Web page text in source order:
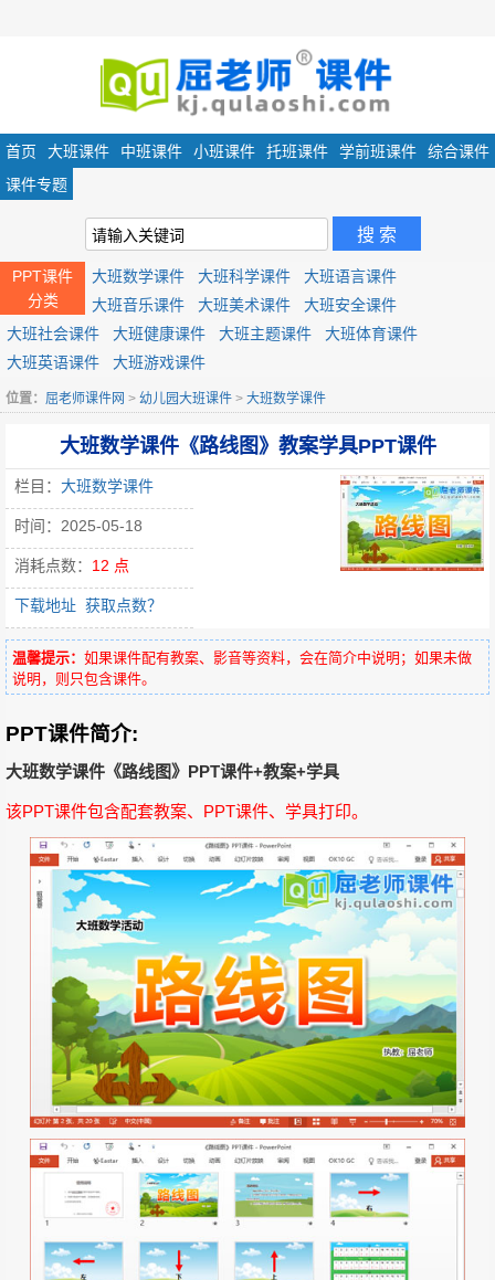
首页 大班课件 中班课件 小班课件 托班课件 学前班课件
综合课件
课件专题
PPT课件
分类
大班数学课件 大班科学课件
大班语言课件
大班音乐课件
大班美术课件
大班安全课件
大班社会课件
大班健康课件 大班主题课件
大班体育课件
大班英语课件
大班游戏课件
位置： 屈老师课件网 > 幼儿园大班课件 > 大班数学课件
大班数学课件《路线图》教案学具PPT课件
栏目： 大班数学课件
时间：2025-05-18
消耗点数： 12 点
下载地址 获取点数？
温馨提示： 如果课件配有教案、影音等资料，会在简介中说明；如果未做
说明，则只包含课件。
PPT课件简介:
大班数学课件《路线图》PPT课件+教案+学具
该PPT课件包含配套教案、PPT课件、学具打印。